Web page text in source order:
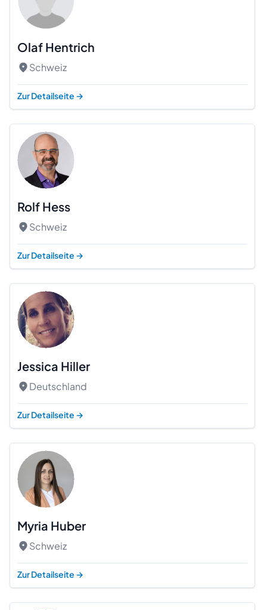
Olaf Hentrich
Schweiz
Zur Detailseite →
Rolf Hess
Schweiz
Zur Detailseite →
Jessica Hiller
Deutschland
Zur Detailseite →
Myria Huber
Schweiz
Zur Detailseite →